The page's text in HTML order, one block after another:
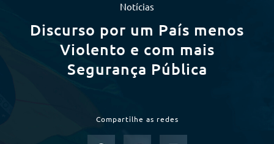
Notícias
Discurso por um País menos
Violento e com mais
Segurança Pública
Compartilhe as redes